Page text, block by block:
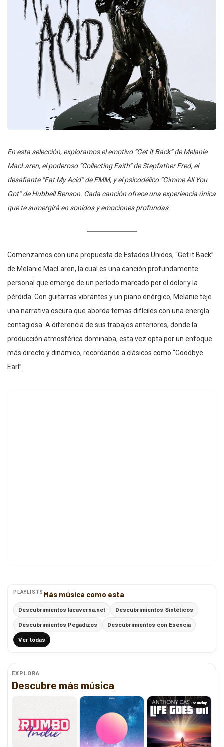
En esta selección, exploramos el emotivo “Get it Back” de Melanie
MacLaren, el poderoso “Collecting Faith” de Stepfather Fred, el
desafiante “Eat My Acid” de EMM, y el psicodélico “Gimme All You
Got” de Hubbell Benson. Cada canción ofrece una experiencia única
que te sumergirá en sonidos y emociones profundas.
Comenzamos con una propuesta de Estados Unidos, “Get it Back”
de Melanie MacLaren, la cual es una canción profundamente
personal que emerge de un período marcado por el dolor y la
pérdida. Con guitarras vibrantes y un piano enérgico, Melanie teje
una narrativa oscura que aborda temas difíciles con una energía
contagiosa. A diferencia de sus trabajos anteriores, donde la
producción atmosférica dominaba, esta vez opta por un enfoque
más directo y dinámico, recordando a clásicos como “Goodbye
Earl”.
PLAYLISTS Más música como esta
Descubrimientos lacaverna.net Descubrimientos Sintéticos
Descubrimientos Pegadizos Descubrimientos con Esencia
Ver todas
EXPLORA
Descubre más música
Roundup